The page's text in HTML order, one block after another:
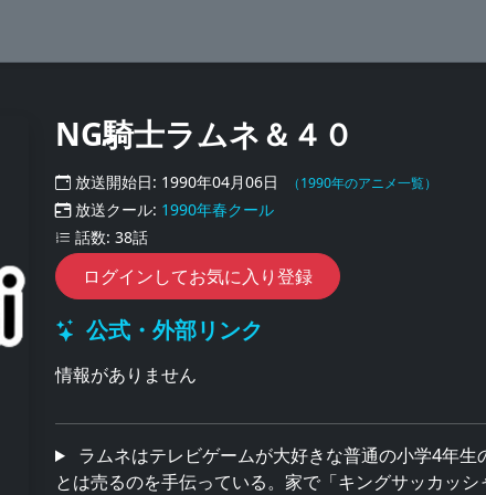
NG騎士ラムネ＆４０
放送開始日: 1990年04月06日 （1990年のアニメ一覧）
放送クール: 1990年春クール
話数: 38話
ログインしてお気に入り登録
公式・外部リンク
情報がありません
ラムネはテレビゲームが大好きな普通の小学4年
とは売るのを手伝っている。家で「キングサッカッ